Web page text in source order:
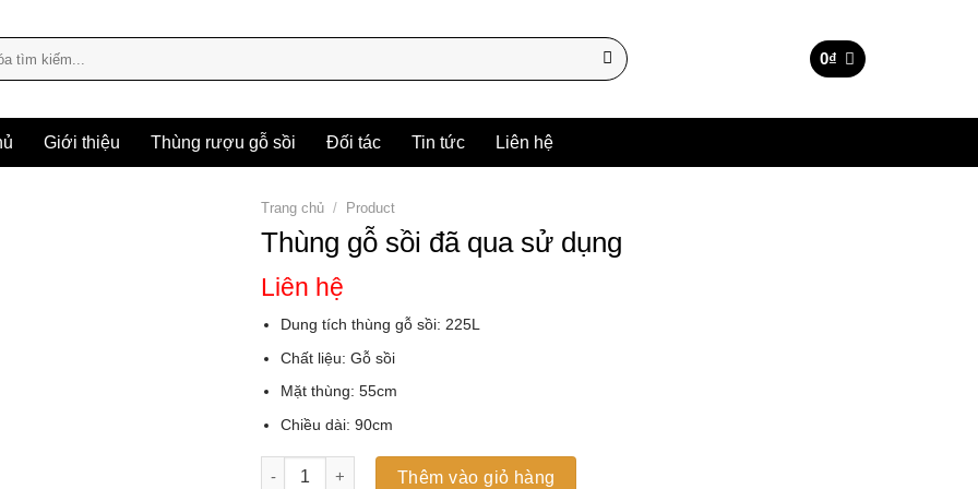
0₫
Giới thiệu Thùng rượu gỗ sồi Đối tác Tin tức Liên hệ
Trang chủ / Product
Thùng gỗ sồi đã qua sử dụng
Liên hệ
Dung tích thùng gỗ sồi: 225L
Chất liệu: Gỗ sồi
Mặt thùng: 55cm
Chiều dài: 90cm
Thùng gỗ sồi đã qua sử dụng số lượng
Thêm vào giỏ hàng